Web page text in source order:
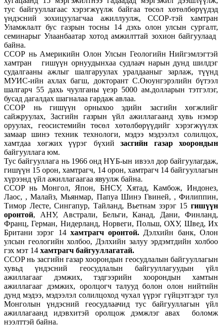
тус байгууллагаас хэрэгжүүлж байгаа төсөл хөтөлбөрүүдэд
үндэсний зохицуулагчаа ажиллуулж, ССОР-тэй хамтран
Уламжлалт бус газрын тосны 14 дэхь олон улсын сургалт,
семинарыг Улаанбаатар хотод амжилттай зохион байгуулаад
байна.
ССОР нь Америкийн Олон Улсын Геологийн Нийгэмлэгтэй
хамтран гишүүн орнуудынхаа судлаач нарын дунд шилдэг
судалгааны ажлыг шалгаруулах уралдааныг зарлаж, түүнд
МУИС-ийн ахлах багш, докторант С.Оюунгэрэлийн бүтээл
шалгарч 55 дахь чуулганы үеэр 5000 ам.долларын тэтгэлэг,
бусад дагалдах шагналаа гардаж авлаа.
ССОР нь гишүүн орныхоо эдийн засгийн хөгжлийг
сайжруулах, Засгийн газрын үйл ажиллагаанд хувь нэмэр
оруулах, геосистемийн төсөл хөтөлбөрүүдийг хэрэгжүүлэх
замаар шинэ техник технологи, мэдээ мэдээлэл солилцох,
хамтдаа хөгжих үүрэг бүхий засгийн газар хоорондын
байгууллага юм.
Тус байгууллага нь 1966 онд НҮБ-ын ивээл дор байгуулагдаж,
гишүүн 15 орон, хамтрагч, 14 орон, хамтрагч 14 байгууллагын
хүрээнд үйл ажиллагаагаа явуулж байна.
CCOP нь Монгол, Япон, БНСУ, Хятад, Камбож, Индонез,
Лаос, , Малайз, Мьянмар, Папуа Шинэ Гвиней, , Филиппин,
Тимор Лесте, Сингапур, Тайланд, Вьетнам зэрэг 15 гишүүн
оронтой, АНУ, Австрали, Бельги, Канад, Дани, Финланд,
Франц, Герман, Нидерланд, Норвеги, Польш, ОХУ, Швед, Их
Британи зэрэг 14 хамтрагч оронтой. Дэлхийн банк, Олон
улсын геологийн холбоо, Дэлхийн залуу эрдэмтдийн холбоо
гэх мэт 14 хамтрагч байгууллагатай.
CCOP нь засгийн газар хоорондын геосудлалын байгууллагын
хувьд үндэсний геосудлалын байгууллагуудын үйл
ажиллагааг дэмжих, тэдгээрийн хоорондын хамтын
ажиллагааг дэмжих, оролцогч талууд болон олон нийтийн
дунд мэдээ, мэдээлэл солилцоход чухал үүрэг гүйцэтгэдэг тул
Монголын үндэсний геосудлаачид тус байгууллагын үйл
ажиллагаанд идэвхитэй оролцож дэмжлэг авах боломж
нээлттэй байна.